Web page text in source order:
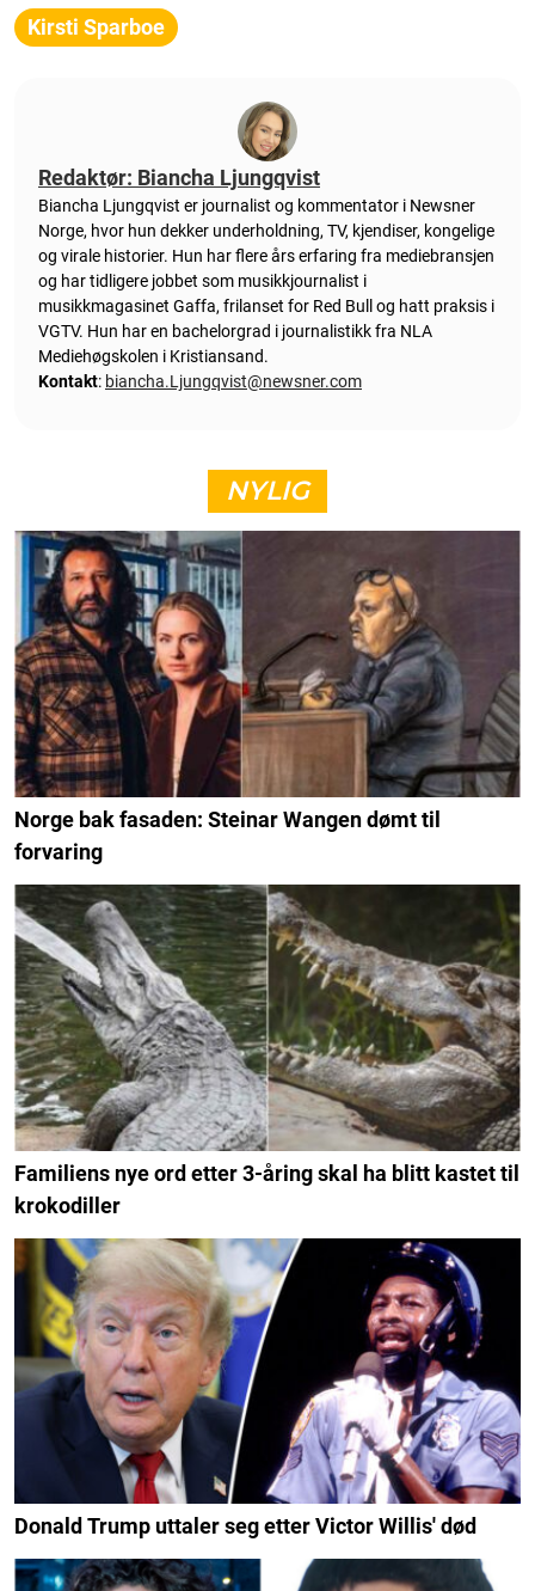
Kirsti Sparboe
Redaktør: Biancha Ljungqvist
Biancha Ljungqvist er journalist og kommentator i Newsner
Norge, hvor hun dekker underholdning, TV, kjendiser, kongelige
og virale historier. Hun har flere års erfaring fra mediebransjen
og har tidligere jobbet som musikkjournalist i
musikkmagasinet Gaffa, frilanset for Red Bull og hatt praksis i
VGTV. Hun har en bachelorgrad i journalistikk fra NLA
Mediehøgskolen i Kristiansand.
Kontakt: biancha.Ljungqvist@newsner.com
NYLIG
Norge bak fasaden: Steinar Wangen dømt til
forvaring
Familiens nye ord etter 3-åring skal ha blitt kastet til
krokodiller
Donald Trump uttaler seg etter Victor Willis' død